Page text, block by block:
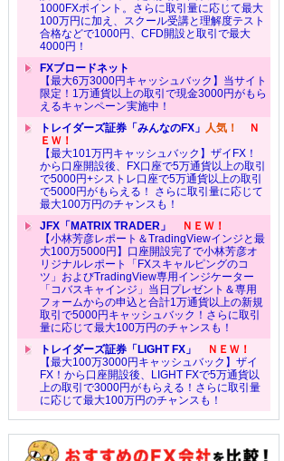
1000FXポイント。さらに取引量に応じて最大
100万円に加え、スクール受講と理解度テスト
合格などで1000円、CFD開設と取引で最大
4000円！
FXブロードネット
【最大6万3000円キャッシュバック】当サイト
限定！1万通貨以上の取引で現金3000円がもら
えるキャンペーン実施中！
トレイダーズ証券「みんなのFX」 人気！
Ｎ
ＥＷ！
【最大101万円キャッシュバック】ザイFX！
から口座開設後、FX口座で5万通貨以上の取引
で5000円+シストレ口座で5万通貨以上の取引
で5000円がもらえる！ さらに取引量に応じて
最大100万円のチャンスも！
JFX「MATRIX TRADER」
ＮＥＷ！
【小林芳彦レポート＆TradingViewインジと最
大100万5000円】口座開設完了で小林芳彦オ
リジナルレポート「FXスキャルピングのコ
ツ」およびTradingView専用インジケーター
「コバスキャインジ」当日プレゼント＆専用
フォームからの申込と合計1万通貨以上の新規
取引で5000円キャッシュバック！さらに取引
量に応じて最大100万円のチャンスも！
トレイダーズ証券「LIGHT FX」
ＮＥＷ！
【最大100万3000円キャッシュバック】ザイ
FX！から口座開設後、LIGHT FXで5万通貨以
上の取引で3000円がもらえる！さらに取引量
に応じて最大100万円のチャンスも！